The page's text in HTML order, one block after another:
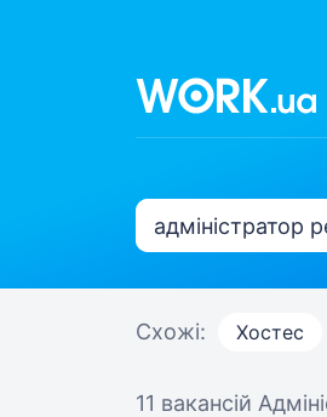
Схожі: Хостес
11 вакансій